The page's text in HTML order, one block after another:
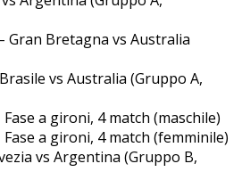
Gran Bretagna vs Australia
vs Australia (Gruppo A,
Fase a gironi, 4 match (maschile)
Fase a gironi, 4 match (femminile)
vs Argentina (Gruppo B,